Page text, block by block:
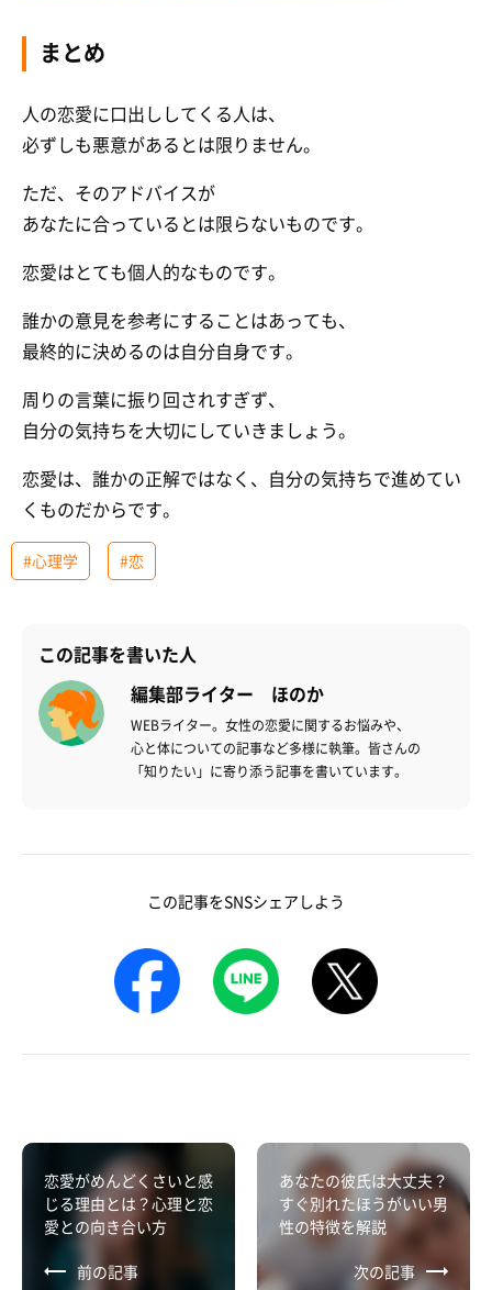
まとめ
人の恋愛に口出ししてくる人は、
必ずしも悪意があるとは限りません。
ただ、そのアドバイスが
あなたに合っているとは限らないものです。
恋愛はとても個人的なものです。
誰かの意見を参考にすることはあっても、
最終的に決めるのは自分自身です。
周りの言葉に振り回されすぎず、
自分の気持ちを大切にしていきましょう。
恋愛は、誰かの正解ではなく、自分の気持ちで進めてい
くものだからです。
#心理学 #恋
この記事を書いた人
編集部ライター ほのか
WEBライター。女性の恋愛に関するお悩みや、
心と体についての記事など多様に執筆。皆さんの
「知りたい」に寄り添う記事を書いています。
この記事をSNSシェアしよう
恋愛がめんどくさいと感
じる理由とは？心理と恋
愛との向き合い方
前の記事
あなたの彼氏は大丈夫？
すぐ別れたほうがいい男
性の特徴を解説
次の記事